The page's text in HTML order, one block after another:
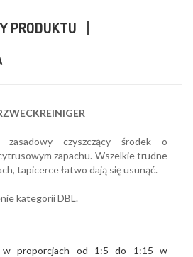
PRODUKTU
zasadowy czyszczący środek o
zapachu. Wszelkie trudne
tapicerce łatwo dają się usunąć.
kategorii DBL.
w proporcjach od 1:5 do 1:15 w